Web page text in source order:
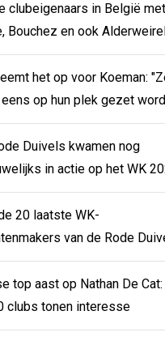
clubeigenaars in België met
Bouchez en ook
het op voor Koeman:
op hun plek gezet
Duivels kwamen nog
in actie op het WK
20 laatste WK-
van de Rode
top aast op Nathan De Cat:
Deze 10 clubs tonen interesse